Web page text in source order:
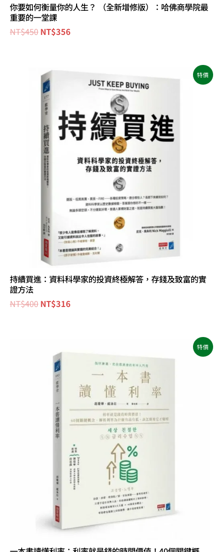
你要如何衡量你的人生？ （全新增修版）：哈佛商學院最
重要的一堂課
NT$450 NT$356
特價
持續買進：資料科學家的投資終極解答，存錢及致富的實
證方法
NT$400
原
始
價
格：
NT$400。
NT$316
NT$316。
特價
格：
NT$380。 NT$300。